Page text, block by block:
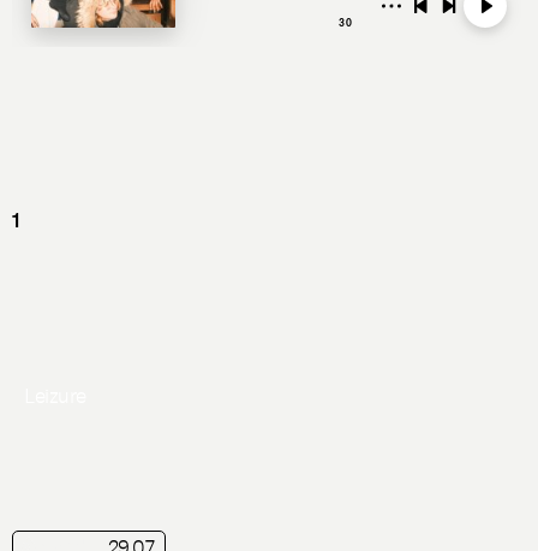
29.07